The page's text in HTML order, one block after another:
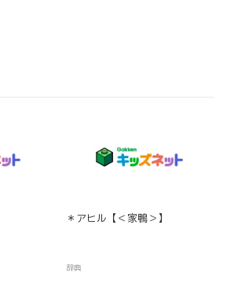
＊アヒル【＜家鴨＞】
辞典